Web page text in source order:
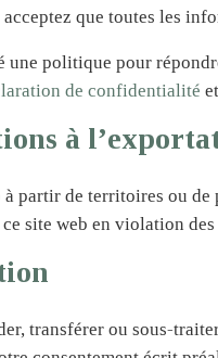
que toutes les
une politique pour
de confidentialité
à
à partir de territoires ou
site web en violation
transférer ou sous-